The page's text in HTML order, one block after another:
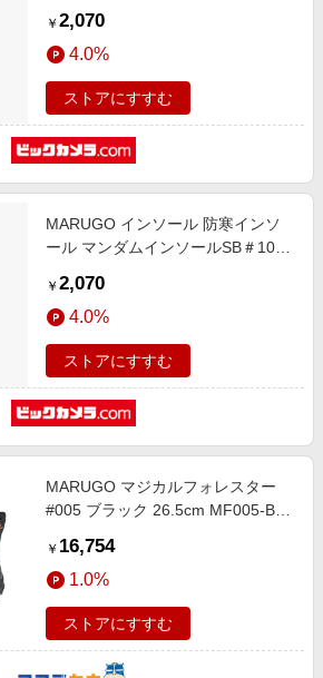
￥ 2,070
4.0%
ストアにすすむ
MARUGO インソール 防寒インソ
ール マンダムインソールSB＃103
￥ 2,070
4.0%
ストアにすすむ
MARUGO マジカルフォレスター
#005 ブラック 26.5cm MF005-BK-
￥ 16,754
1.0%
ストアにすすむ